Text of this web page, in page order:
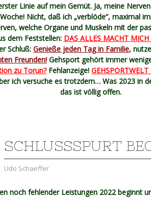
Linie auf mein Gemüt. Ja, meine
Nicht, daß ich „verblöde“, maximal
welche Organe und Muskeln mit der
dem Feststellen: DAS ALLES MACHT MICH
Schluß: Genieße jeden Tag in Familie,
Freunden!Gehsport gehört immer
zu Torun?Fehlanzeige!
ich versuche es trotzdem… Was 2023 in
das ist völlig offen.
SCHLUSSSPURT
Udo Schaeffer
noch fehlender Leistungen 2022 beginnt